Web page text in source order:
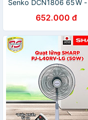
Senko DCN1806 65W -
652.000 đ